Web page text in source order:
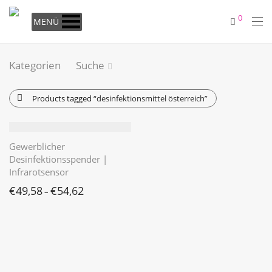
MENÜ 0
Kategorien Suche
Products tagged “desinfektionsmittel österreich”
Gewerblicher
Desinfektionsspender |
Infrarotsensor
€49,58– €54,62